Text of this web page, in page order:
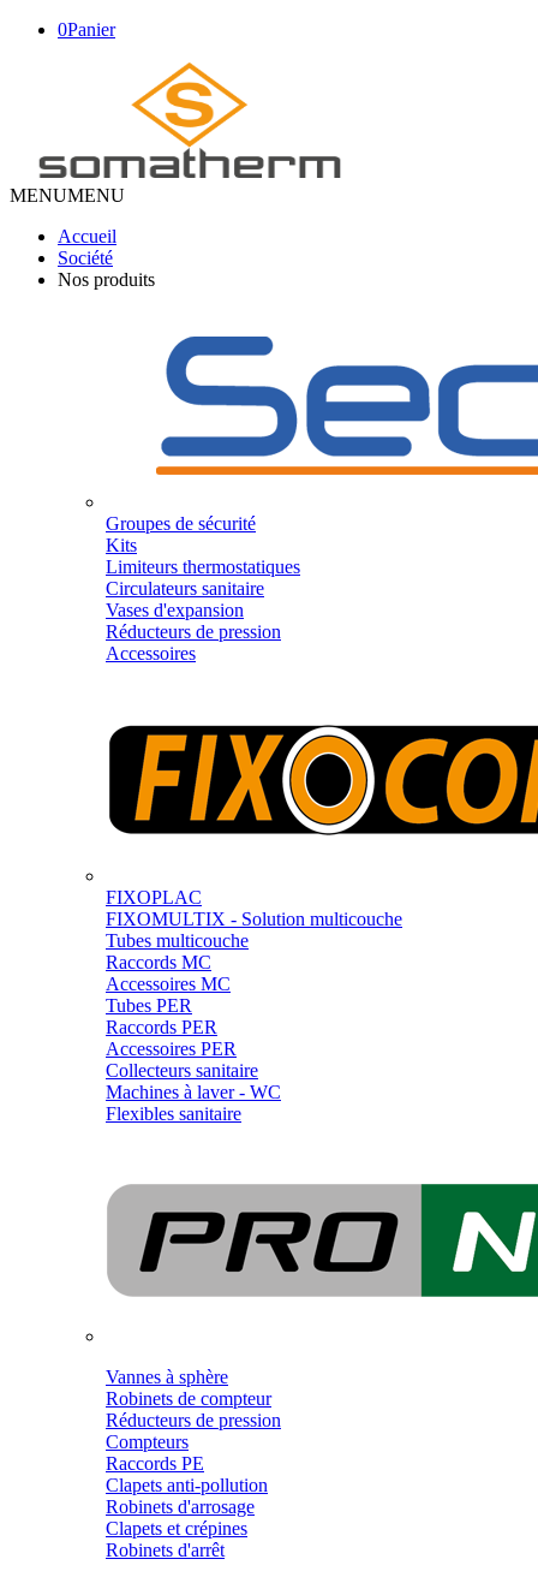
0Panier
MENUMENU
Accueil
Société
Nos produits
Groupes de sécurité
Kits
Limiteurs thermostatiques
Circulateurs sanitaire
Vases d'expansion
Réducteurs de pression
Accessoires
FIXOPLAC
FIXOMULTIX - Solution multicouche
Tubes multicouche
Raccords MC
Accessoires MC
Tubes PER
Raccords PER
Accessoires PER
Collecteurs sanitaire
Machines à laver - WC
Flexibles sanitaire
Vannes à sphère
Robinets de compteur
Réducteurs de pression
Compteurs
Raccords PE
Clapets anti-pollution
Robinets d'arrosage
Clapets et crépines
Robinets d'arrêt